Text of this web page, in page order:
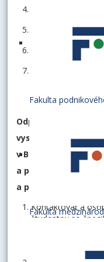
Fakulta
Fakulta
psychické
autizmus alebo
Odporúčaný postup
vysokoškolské
v Bratislave
a podávaní žiadosti
a podporných
Kontaktovať a
študentov so